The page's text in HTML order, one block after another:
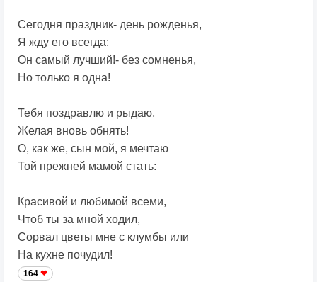
Сегодня праздник- день рожденья,
Я жду его всегда:
Он самый лучший!- без сомненья,
Но только я одна!
Тебя поздравлю и рыдаю,
Желая вновь обнять!
О, как же, сын мой, я мечтаю
Той прежней мамой стать:
Красивой и любимой всеми,
Чтоб ты за мной ходил,
Сорвал цветы мне с клумбы или
На кухне почудил!
164